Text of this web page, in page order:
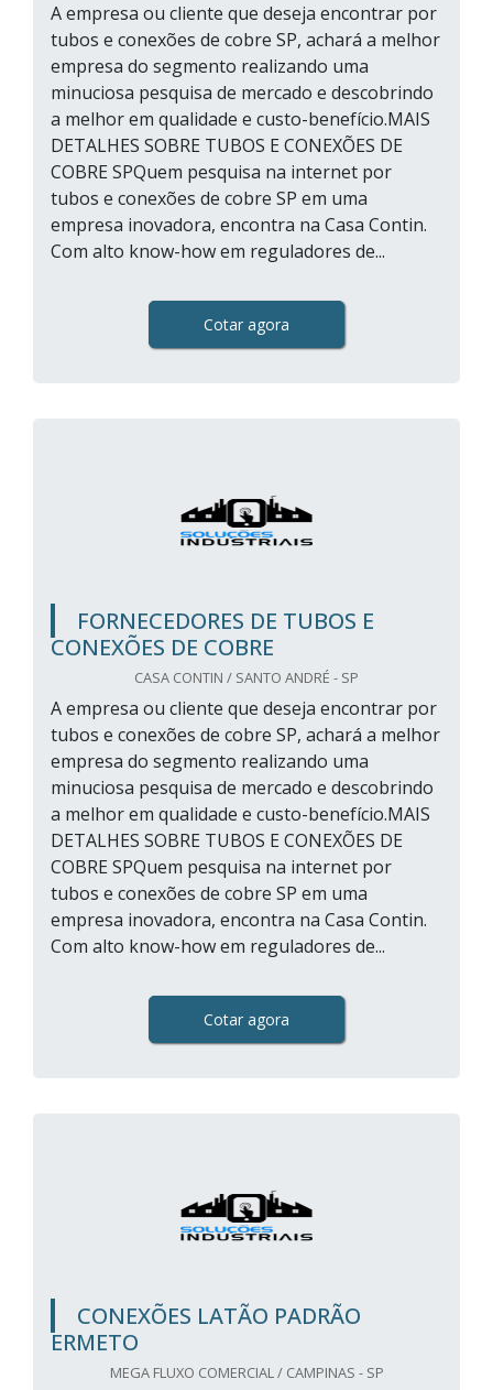
A empresa ou cliente que deseja encontrar por
tubos e conexões de cobre SP, achará a melhor
empresa do segmento realizando uma
minuciosa pesquisa de mercado e descobrindo
a melhor em qualidade e custo-benefício.MAIS
DETALHES SOBRE TUBOS E CONEXÕES DE
COBRE SPQuem pesquisa na internet por
tubos e conexões de cobre SP em uma
empresa inovadora, encontra na Casa Contin.
Com alto know-how em reguladores de...
Cotar agora
FORNECEDORES DE TUBOS E
CONEXÕES DE COBRE
CASA CONTIN / SANTO ANDRÉ - SP
A empresa ou cliente que deseja encontrar por
tubos e conexões de cobre SP, achará a melhor
empresa do segmento realizando uma
minuciosa pesquisa de mercado e descobrindo
a melhor em qualidade e custo-benefício.MAIS
DETALHES SOBRE TUBOS E CONEXÕES DE
COBRE SPQuem pesquisa na internet por
tubos e conexões de cobre SP em uma
empresa inovadora, encontra na Casa Contin.
Com alto know-how em reguladores de...
Cotar agora
CONEXÕES LATÃO PADRÃO
ERMETO
MEGA FLUXO COMERCIAL / CAMPINAS - SP